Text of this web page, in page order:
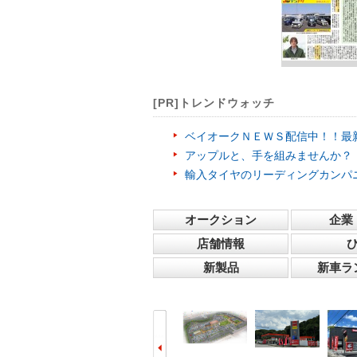
[PR]トレンドウォッチ
ベイオークＮＥＷＳ配信中！！最
アップルと、手を組みませんか？
輸入タイヤのリーディングカンパ
オークション
企業
店舗情報
新製品
新車ラ